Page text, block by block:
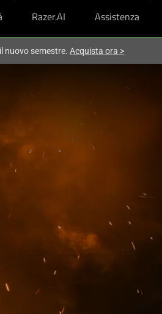
Razer.AI Assistenza
nuovo semestre. Acquista ora >